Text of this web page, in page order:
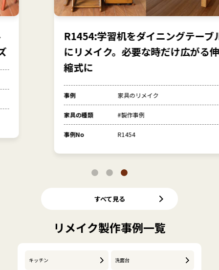
R1454:学習机をダイニングテーブル
にリメイク。必要な時だけ広がる伸
家具のリメイク
#製作事例
R1454
すべて見る
リメイク製作事例一覧
キッチン 洗面台